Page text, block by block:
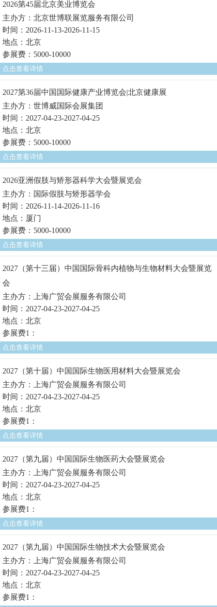
2026第45届北京美业博览会
主办方：北京世博联展览服务有限公司
时间：2026-11-13-2026-11-15
地点：北京
参展费：5000-10000
点击查看详情
2027第36届中国国际健康产业博览会|北京健康展
主办方：世博威国际会展集团
时间：2027-04-23-2027-04-25
地点：北京
参展费：5000-10000
点击查看详情
2026亚洲假肢与矫形器科学大会暨展览会
主办方：国际假肢与矫形器学会
时间：2026-11-14-2026-11-16
地点：厦门
参展费：5000-10000
点击查看详情
2027（第十三届）中国国际骨科内植物与生物材料大会暨展览
会
主办方：上海广贸会展服务有限公司
时间：2027-04-23-2027-04-25
地点：北京
参展费1：
点击查看详情
2027（第十届）中国国际生物医用材料大会暨展览会
主办方：上海广贸会展服务有限公司
时间：2027-04-23-2027-04-25
地点：北京
参展费1：
点击查看详情
2027（第九届）中国国际生物医药大会暨展览会
主办方：上海广贸会展服务有限公司
时间：2027-04-23-2027-04-25
地点：北京
参展费1：
点击查看详情
2027（第九届）中国国际生物技术大会暨展览会
主办方：上海广贸会展服务有限公司
时间：2027-04-23-2027-04-25
地点：北京
参展费1：